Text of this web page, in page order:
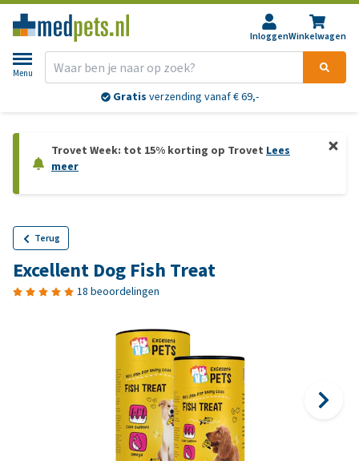
InloggenWinkelwagen
Menu
Gratis verzending vanaf € 69,-
Trovet Week: tot 15% korting op Trovet Lees
meer
Terug
Excellent Dog Fish Treat
18 beoordelingen